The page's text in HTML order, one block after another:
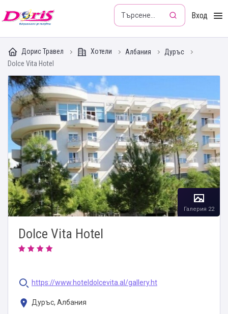
Doris - Изкушението да пътуваш Вход
Дорис Травел Хотели Албания
Дуръс
Dolce Vita Hotel
Dolce Vita Hotel
https://www.hoteldolcevita.al/gallery.ht
Дуръс, Албания
Галерия 22